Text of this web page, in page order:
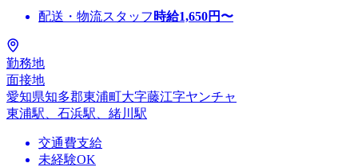
配送・物流スタッフ 時給1,650円〜
勤務地
面接地
愛知県知多郡東浦町大字藤江字ヤンチャ
東浦駅、石浜駅、緒川駅
交通費支給
未経験OK